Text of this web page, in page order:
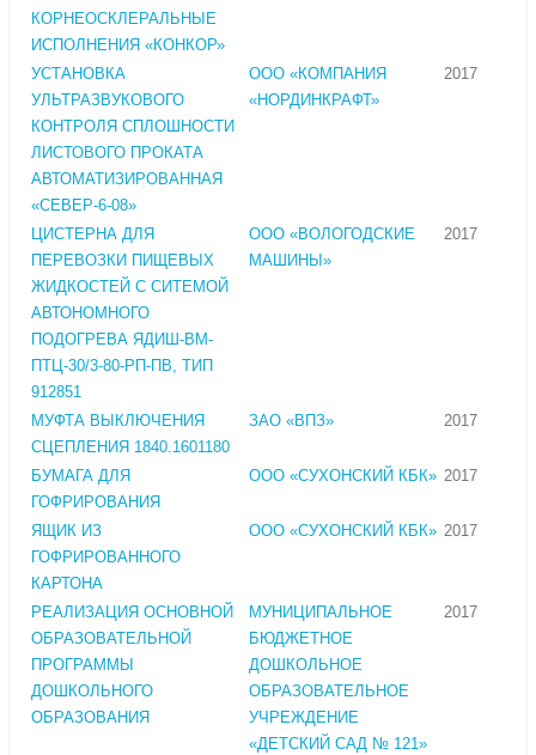
КОРНЕОСКЛЕРАЛЬНЫЕ
ИСПОЛНЕНИЯ «КОНКОР»
УСТАНОВКА
УЛЬТРАЗВУКОВОГО
КОНТРОЛЯ СПЛОШНОСТИ
ЛИСТОВОГО ПРОКАТА
АВТОМАТИЗИРОВАННАЯ
«СЕВЕР-6-08»
ООО «КОМПАНИЯ
«НОРДИНКРАФТ»
2017
ЦИСТЕРНА ДЛЯ
ПЕРЕВОЗКИ ПИЩЕВЫХ
ЖИДКОСТЕЙ С СИТЕМОЙ
АВТОНОМНОГО
ПОДОГРЕВА ЯДИШ-ВМ-
ПТЦ-30/3-80-РП-ПВ, ТИП
912851
ООО «ВОЛОГОДСКИЕ
МАШИНЫ»
2017
МУФТА ВЫКЛЮЧЕНИЯ
СЦЕПЛЕНИЯ 1840.1601180
ЗАО «ВПЗ» 2017
БУМАГА ДЛЯ
ГОФРИРОВАНИЯ
ООО «СУХОНСКИЙ КБК» 2017
ЯЩИК ИЗ
ГОФРИРОВАННОГО
КАРТОНА
ООО «СУХОНСКИЙ КБК» 2017
РЕАЛИЗАЦИЯ ОСНОВНОЙ
ОБРАЗОВАТЕЛЬНОЙ
ПРОГРАММЫ
ДОШКОЛЬНОГО
ОБРАЗОВАНИЯ
МУНИЦИПАЛЬНОЕ
БЮДЖЕТНОЕ
ДОШКОЛЬНОЕ
ОБРАЗОВАТЕЛЬНОЕ
УЧРЕЖДЕНИЕ
«ДЕТСКИЙ САД № 121»
2017